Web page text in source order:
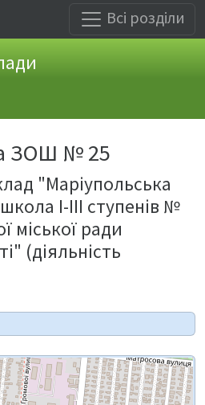
Всі розділи
ЗОШ № 25
"Маріупольська
І-ІІІ ступенів №
міської ради
(діяльність